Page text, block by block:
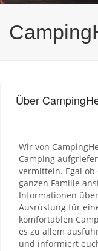
Über
Wir von
Camping
vermitteln. Egal
ganzen Familie
Informationen
Ausrüstung für
komfortablen
es zu allem
und informiert